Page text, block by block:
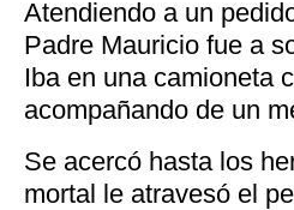
Atendiendo a un
Padre Mauricio fue a
Iba en una camioneta
acompañando de un
Se acercó hasta los
mortal le atravesó el